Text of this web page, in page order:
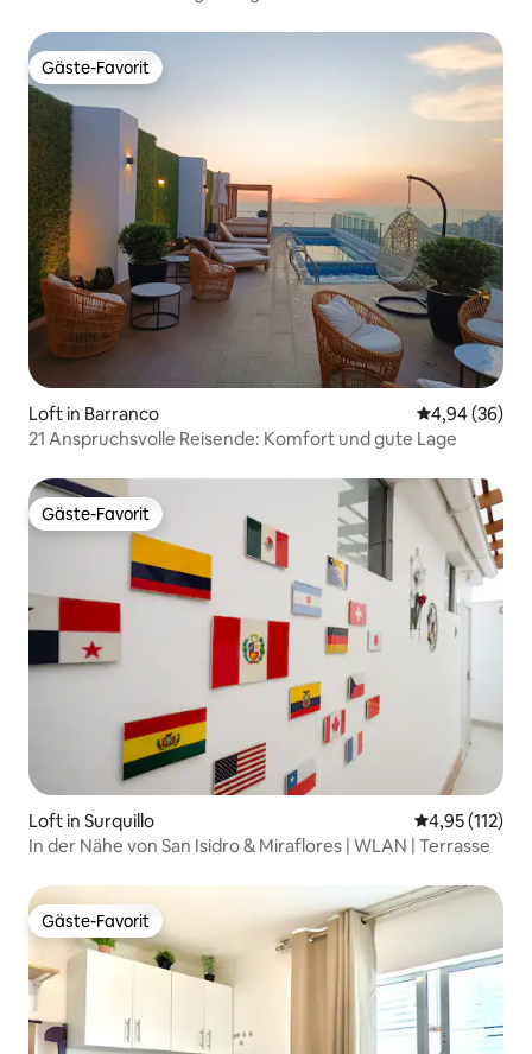
Gäste-Favorit
Gäste-Favorit
Loft in Barranco
4,94 (36)
21 Anspruchsvolle Reisende: Komfort und gute Lage
Gäste-Favorit
Gäste-Favorit
Loft in Surquillo
4,95 (112)
In der Nähe von San Isidro & Miraflores | WLAN | Terrasse
Gäste-Favorit
Gäste-Favorit